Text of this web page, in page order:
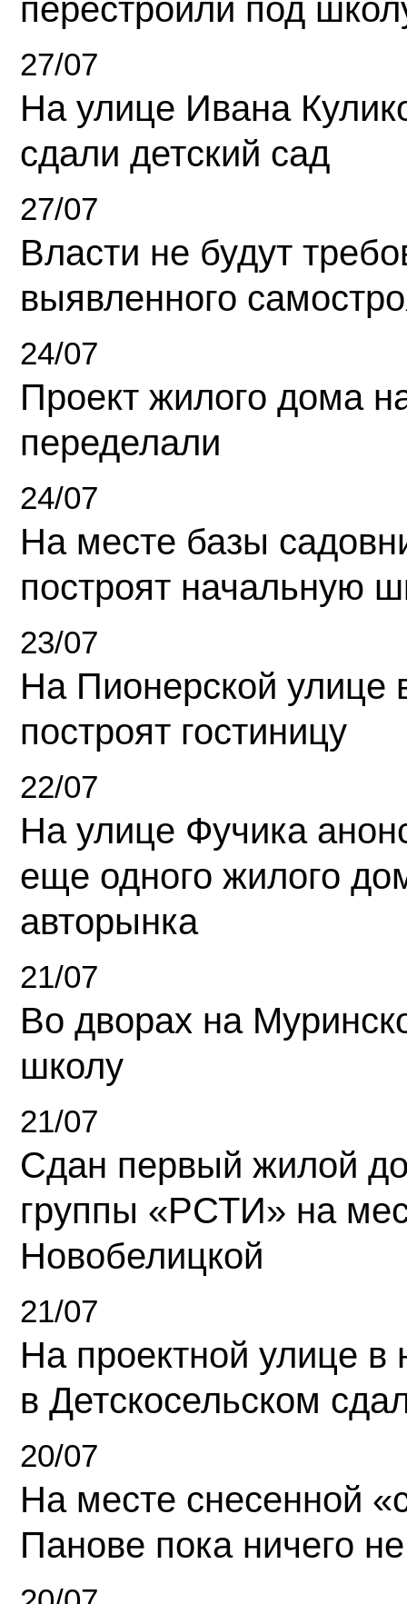
перестроили под
27/07
На улице Ивана
сдали детский сад
27/07
Власти не будут
выявленного
24/07
Проект жилого дома
переделали
24/07
На месте базы
построят начальную
23/07
На Пионерской улице
построят гостиницу
22/07
На улице Фучика
еще одного жилого
авторынка
21/07
Во дворах на
школу
21/07
Сдан первый жилой
группы «РСТИ» на
Новобелицкой
21/07
На проектной улице
в Детскосельском
20/07
На месте снесенной
Панове пока ничего